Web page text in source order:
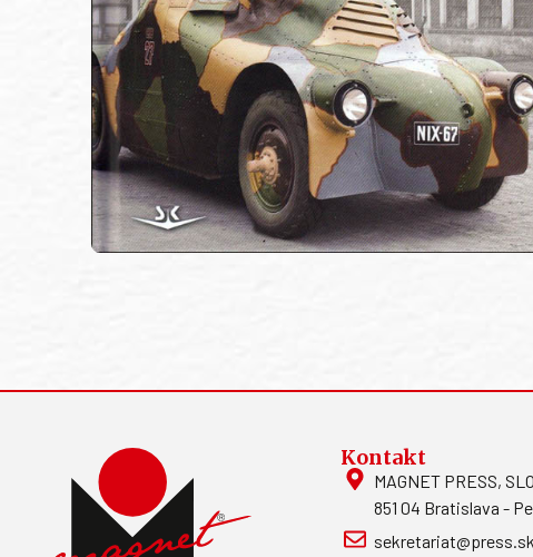
Kontakt
MAGNET PRESS,
851 04 Bratislava -
sekretariat@press.sk